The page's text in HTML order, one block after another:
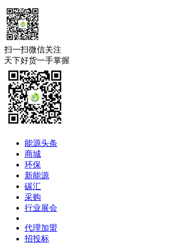
扫一扫微信关注
天下好货一手掌握
能源头条
商城
环保
新能源
碳汇
采购
行业展会
代理加盟
招投标